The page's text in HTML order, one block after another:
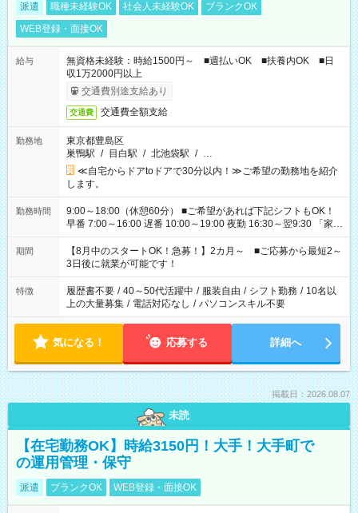
派遣 職種未経験OK 社会人未経験OK
ブランクOK
WEB登録・面接OK
給与
無資格未経験：時給1500円～ ■週払いOK ■扶養内OK ■日
収1万2000円以上
交通費別途支給あり
交通費 交通費全額支給
勤務地
東京都豊島区
巣鴨駅 / 目白駅 / 北池袋駅 / …
≪自宅からドアtoドアで30分以内！≫ご希望の勤務地を紹介
します。
勤務時間
9:00～18:00（休憩60分） ■ご希望があれば下記シフトもOK！
早番 7:00～16:00 遅番 10:00～19:00 夜勤 16:30～翌9:30 「家族
と休みを合わせたい」 「余裕を持って夕飯の準備がしたい」
「できれば残業はしたくない」 など、ご希望を教えてください
ね。 ※Wワーク希望の方へ 今ご覧のお仕事で希望する勤務時間
と、もう1つのお仕事の勤務時間。 合計で週40時間を超える場
合は応募できません。
期間
【8月中のスタートOK！急募！】2カ月～ ■ご応募から最短2～
3日後に就業が可能です！
特徴 履歴書不要 / 40～50代活躍中 / 服装自由 / シフト勤務 / 10名以
上の大量募集 / 電話対応なし / パソコンスキル不要
気になる！ 応募する 詳細へ
掲載日：2026.08.07
未読
【在宅勤務OK】時給3150円！大手！大手町で
の運用管理・保守
派遣 ブランクOK WEB登録・面接OK